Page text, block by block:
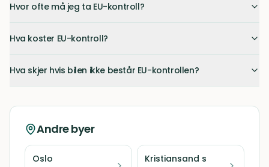
Hvor ofte må jeg ta EU-kontroll?
Hva koster EU-kontroll?
Hva skjer hvis bilen ikke består EU-kontrollen?
Andre byer
Oslo Kristiansand s